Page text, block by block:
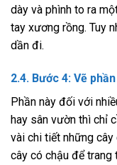
dày và phình to ra
tay xương rồng. Tuy
dần đi.
2.4. Bước 4: Vẽ
Phần này đối với
hay sân vườn thì chỉ
vài chi tiết những cây
cây có chậu để